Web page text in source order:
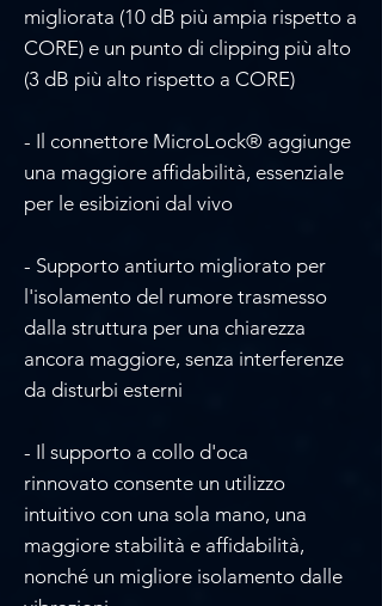
migliorata (10 dB più ampia rispetto a
CORE) e un punto di clipping più alto
(3 dB più alto rispetto a CORE)
- Il connettore MicroLock® aggiunge
una maggiore affidabilità, essenziale
per le esibizioni dal vivo
- Supporto antiurto migliorato per
l'isolamento del rumore trasmesso
dalla struttura per una chiarezza
ancora maggiore, senza interferenze
da disturbi esterni
- Il supporto a collo d'oca
rinnovato consente un utilizzo
intuitivo con una sola mano, una
maggiore stabilità e affidabilità,
nonché un migliore isolamento dalle